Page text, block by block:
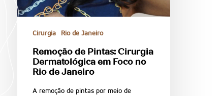
Cirurgia Rio de Janeiro
Remoção de Pintas: Cirurgia
Dermatológica em Foco no
Rio de Janeiro
A remoção de pintas por meio de